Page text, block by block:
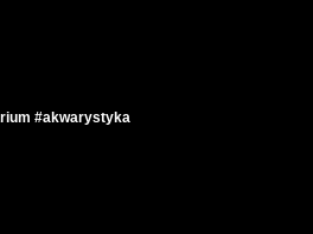
#akwarystyka